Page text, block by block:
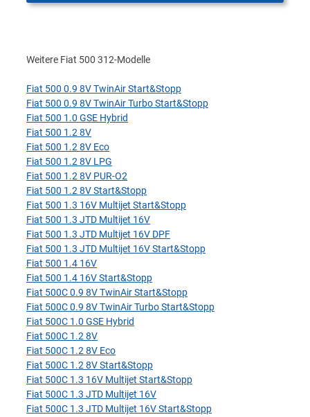
Weitere Fiat 500 312-Modelle
Fiat 500 0.9 8V TwinAir Start&Stopp
Fiat 500 0.9 8V TwinAir Turbo Start&Stopp
Fiat 500 1.0 GSE Hybrid
Fiat 500 1.2 8V
Fiat 500 1.2 8V Eco
Fiat 500 1.2 8V LPG
Fiat 500 1.2 8V PUR-O2
Fiat 500 1.2 8V Start&Stopp
Fiat 500 1.3 16V Multijet Start&Stopp
Fiat 500 1.3 JTD Multijet 16V
Fiat 500 1.3 JTD Multijet 16V DPF
Fiat 500 1.3 JTD Multijet 16V Start&Stopp
Fiat 500 1.4 16V
Fiat 500 1.4 16V Start&Stopp
Fiat 500C 0.9 8V TwinAir Start&Stopp
Fiat 500C 0.9 8V TwinAir Turbo Start&Stopp
Fiat 500C 1.0 GSE Hybrid
Fiat 500C 1.2 8V
Fiat 500C 1.2 8V Eco
Fiat 500C 1.2 8V Start&Stopp
Fiat 500C 1.3 16V Multijet Start&Stopp
Fiat 500C 1.3 JTD Multijet 16V
Fiat 500C 1.3 JTD Multijet 16V Start&Stopp